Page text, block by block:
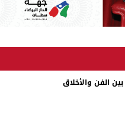
بين الفن والأخلاق